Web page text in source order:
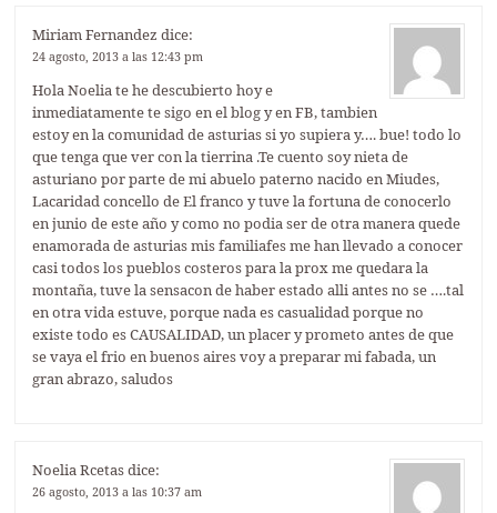
Miriam Fernandez dice:
24 agosto, 2013 a las 12:43 pm
Hola Noelia te he descubierto hoy e
inmediatamente te sigo en el blog y en FB, tambien
estoy en la comunidad de asturias si yo supiera y…. bue! todo lo
que tenga que ver con la tierrina .Te cuento soy nieta de
asturiano por parte de mi abuelo paterno nacido en Miudes,
Lacaridad concello de El franco y tuve la fortuna de conocerlo
en junio de este año y como no podia ser de otra manera quede
enamorada de asturias mis familiafes me han llevado a conocer
casi todos los pueblos costeros para la prox me quedara la
montaña, tuve la sensacon de haber estado alli antes no se ….tal
en otra vida estuve, porque nada es casualidad porque no
existe todo es CAUSALIDAD, un placer y prometo antes de que
se vaya el frio en buenos aires voy a preparar mi fabada, un
gran abrazo, saludos
Noelia Rcetasdice:
26 agosto, 2013 a las 10:37 am